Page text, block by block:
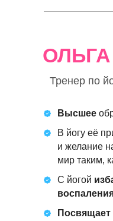
Высшее
В йогу её
и желание
мир таким,
Посвящает
Тренер по
ОЛЬГА
С йогой